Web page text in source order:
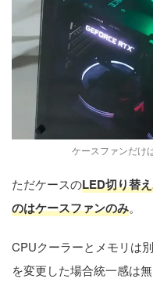
ケースファンだけ
ただケースのLED切り替
のはケースファンのみ。
CPUクーラーとメモリは
を変更した場合統一感は